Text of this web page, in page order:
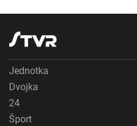
Jednotka
Dvojka
24
Šport